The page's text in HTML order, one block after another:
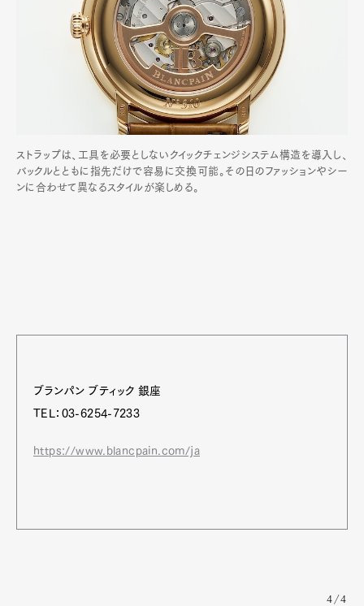
ストラップは、工具を必要としないクイックチェンジシステム構造を導入し、
バックルとともに指先だけで容易に交換可能。その日のファッションやシー
ンに合わせて異なるスタイルが楽しめる。
ブランパン ブティック 銀座
TEL：03-6254-7233
https://www.blancpain.com/ja
4/4